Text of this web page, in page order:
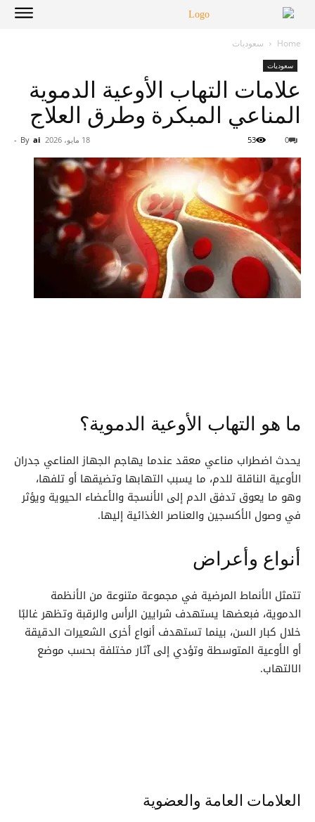
Home سعوديات
سعوديات
علامات التهاب الأوعية الدموية
المناعي المبكرة وطرق العلاج
By ai
- 18 مايو، 2026 0
53
ما هو التهاب الأوعية الدموية؟
يحدث اضطراب مناعي معقد عندما يهاجم الجهاز المناعي جدران
الأوعية الناقلة للدم، ما يسبب التهابها وتضيقها أو تلفها،
وهو ما يعوق تدفق الدم إلى الأنسجة والأعضاء الحيوية ويؤثر
في وصول الأكسجين والعناصر الغذائية إليها.
أنواع وأعراض
تتمثل الأنماط المرضية في مجموعة متنوعة من الأنظمة
الدموية، فبعضها يستهدف شرايين الرأس والرقبة وتظهر غالبًا
خلال كبار السن، بينما تستهدف أنواع أخرى الشعيرات الدقيقة
أو الأوعية المتوسطة وتؤدي إلى آثار مختلفة بحسب موضع
الالتهاب.
العلامات العامة والعضوية